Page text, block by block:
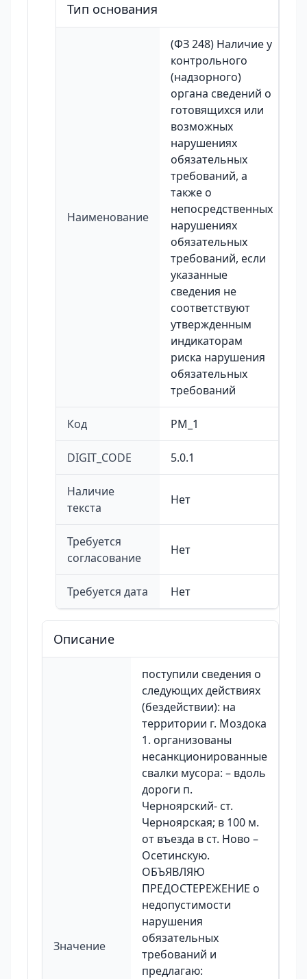
Тип основания
Наименование
(ФЗ 248) Наличие у
контрольного
(надзорного)
органа сведений о
готовящихся или
возможных
нарушениях
обязательных
требований, а
также о
непосредственных
нарушениях
обязательных
требований, если
указанные
сведения не
соответствуют
утвержденным
индикаторам
риска нарушения
обязательных
требований
Код PM_1
DIGIT_CODE 5.0.1
Наличие
текста
Нет
Требуется
согласование
Нет
Требуется дата Нет
Описание
Значение
поступили сведения о
следующих действиях
(бездействии): на
территории г. Моздока
1. организованы
несанкционированные
свалки мусора: – вдоль
дороги п.
Черноярский- ст.
Черноярская; в 100 м.
от въезда в ст. Ново –
Осетинскую.
ОБЪЯВЛЯЮ
ПРЕДОСТЕРЕЖЕНИЕ о
недопустимости
нарушения
обязательных
требований и
предлагаю: